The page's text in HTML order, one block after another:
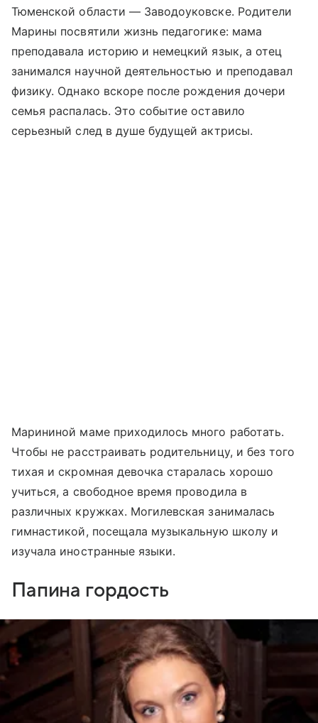
Тюменской области — Заводоуковске. Родители
Марины посвятили жизнь педагогике: мама
преподавала историю и немецкий язык, а отец
занимался научной деятельностью и преподавал
физику. Однако вскоре после рождения дочери
семья распалась. Это событие оставило
серьезный след в душе будущей актрисы.
Марининой маме приходилось много работать.
Чтобы не расстраивать родительницу, и без того
тихая и скромная девочка старалась хорошо
учиться, а свободное время проводила в
различных кружках. Могилевская занималась
гимнастикой, посещала музыкальную школу и
изучала иностранные языки.
Папина гордость